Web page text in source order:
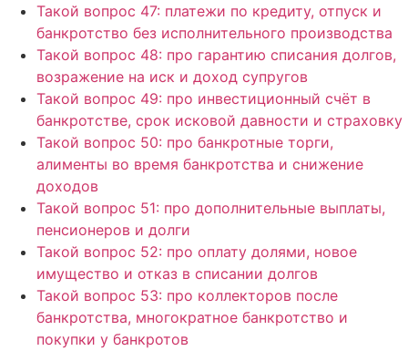
Такой вопрос 47: платежи по кредиту, отпуск и
банкротство без исполнительного производства
Такой вопрос 48: про гарантию списания долгов,
возражение на иск и доход супругов
Такой вопрос 49: про инвестиционный счёт в
банкротстве, срок исковой давности и страховку
Такой вопрос 50: про банкротные торги,
алименты во время банкротства и снижение
доходов
Такой вопрос 51: про дополнительные выплаты,
пенсионеров и долги
Такой вопрос 52: про оплату долями, новое
имущество и отказ в списании долгов
Такой вопрос 53: про коллекторов после
банкротства, многократное банкротство и
покупки у банкротов